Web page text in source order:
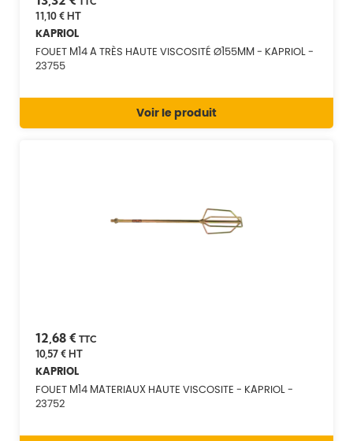
11,10 €HT
KAPRIOL
FOUET M14 A TRÈS HAUTE VISCOSITÉ Ø155MM - KAPRIOL -
23755
Voir le produit
12,68 € TTC
10,57 €HT
KAPRIOL
FOUET M14 MATERIAUX HAUTE VISCOSITE - KAPRIOL -
23752